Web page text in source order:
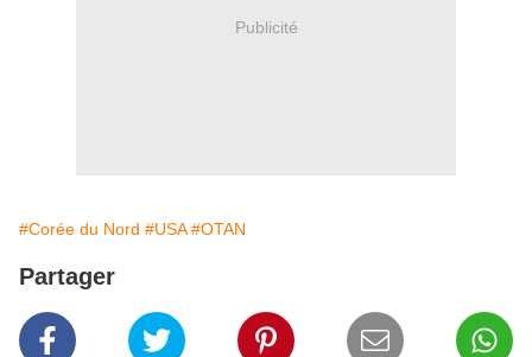
Publicité
#Corée du Nord #USA #OTAN
Partager